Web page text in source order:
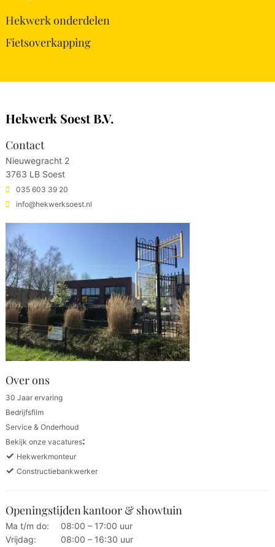
Hekwerk onderdelen
Fietsoverkapping
Hekwerk Soest B.V.
Contact
Nieuwegracht 2
3763 LB Soest
035 603 39 20
info@hekwerksoest.nl
Over ons
30 Jaar ervaring
Bedrijfsfilm
Service & Onderhoud
Bekijk onze vacatures:
✓ Hekwerkmonteur
✓ Constructiebankwerker
Openingstijden kantoor & showtuin
Ma t/m do:
08:00 – 17:00 uur
Vrijdag:
08:00 – 16:30 uur